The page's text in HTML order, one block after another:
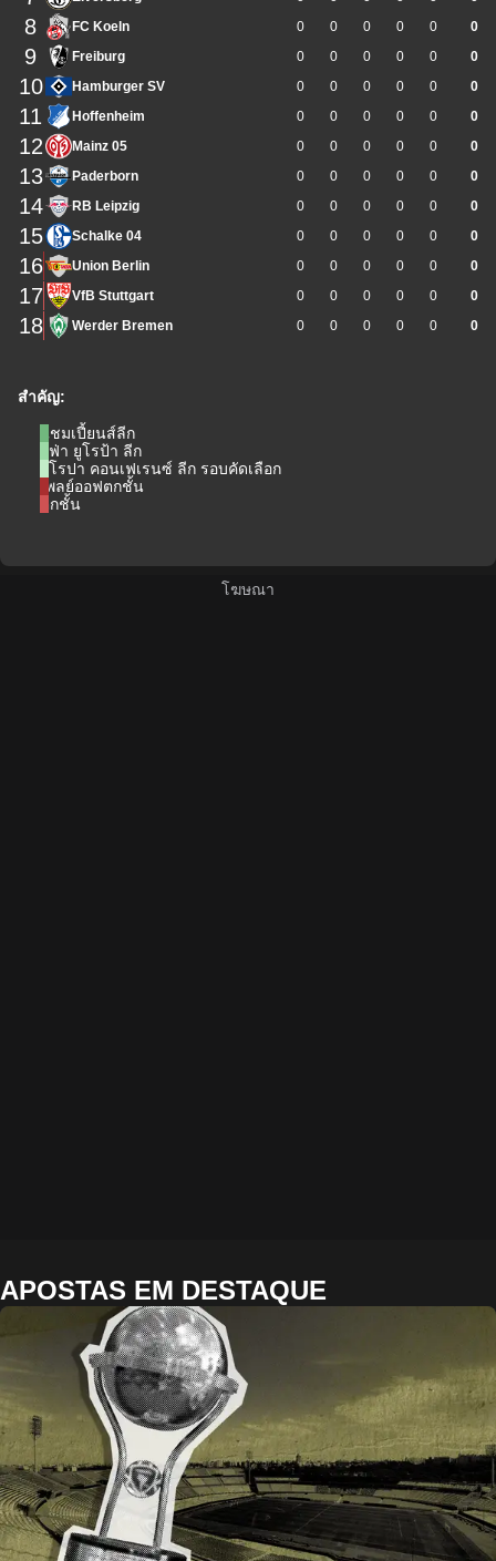
สำคัญ:
แชมเปี้ยนส์ลีก
ยูฟ่า ยูโรป้า ลีก
ยูโรปา คอนเฟเรนซ์ ลีก รอบคัดเลือก
เพลย์ออฟตกชั้น
ตกชั้น
8 FC Koeln 0 0 0 0 0 0
9 Freiburg 0 0 0 0 0 0
10 Hamburger SV 0 0 0 0 0 0
11 Hoffenheim 0 0 0 0 0 0
12 Mainz 05 0 0 0 0 0 0
13 Paderborn 0 0 0 0 0 0
14 RB Leipzig 0 0 0 0 0 0
15 Schalke 04 0 0 0 0 0 0
16 Union Berlin 0 0 0 0 0 0
17 VfB Stuttgart 0 0 0 0 0 0
18 Werder Bremen 0 0 0 0 0 0
APOSTAS EM DESTAQUE